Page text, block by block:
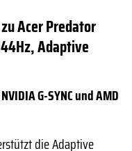
Acer Predator
Adaptive
G-SYNC und AMD
die Adaptive